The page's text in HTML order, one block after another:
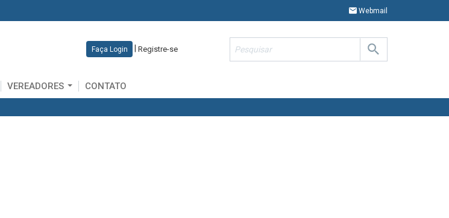
Webmail
Faça Login Registre-se
VEREADORES CONTATO